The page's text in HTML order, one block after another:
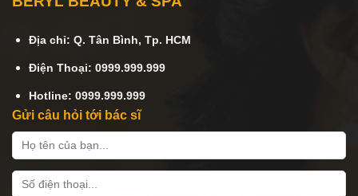
Gửi câu hỏi tới bác sĩ